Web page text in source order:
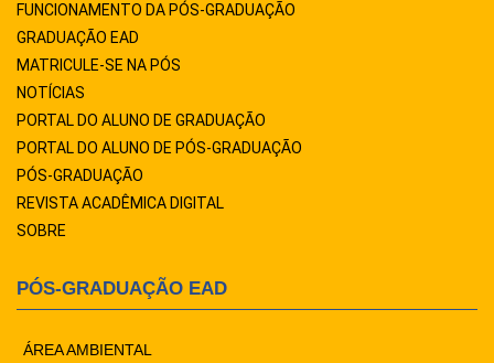
FUNCIONAMENTO DA PÓS-GRADUAÇÃO
GRADUAÇÃO EAD
MATRICULE-SE NA PÓS
NOTÍCIAS
PORTAL DO ALUNO DE GRADUAÇÃO
PORTAL DO ALUNO DE PÓS-GRADUAÇÃO
PÓS-GRADUAÇÃO
REVISTA ACADÊMICA DIGITAL
SOBRE
PÓS-GRADUAÇÃO EAD
ÁREA AMBIENTAL